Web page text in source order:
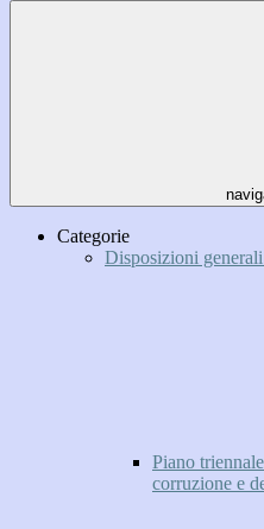
Categorie
Disposizioni generali
Piano
corruzione e